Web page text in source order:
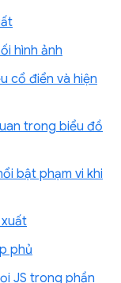
hình ảnh
cổ điển và hiện
trong biểu đồ
bật phạm vi khi
phủ
JS trong phần